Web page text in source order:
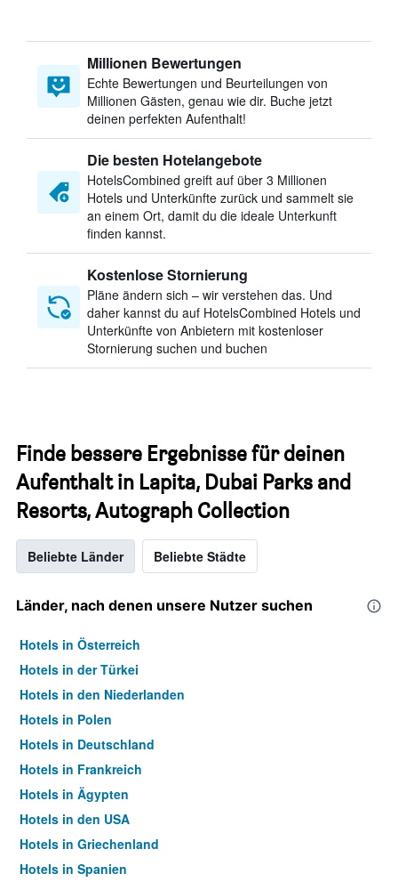
Millionen Bewertungen
Echte Bewertungen und Beurteilungen von
Millionen Gästen, genau wie dir. Buche jetzt
deinen perfekten Aufenthalt!
Die besten Hotelangebote
HotelsCombined greift auf über 3 Millionen
Hotels und Unterkünfte zurück und sammelt sie
an einem Ort, damit du die ideale Unterkunft
finden kannst.
Kostenlose Stornierung
Pläne ändern sich – wir verstehen das. Und
daher kannst du auf HotelsCombined Hotels und
Unterkünfte von Anbietern mit kostenloser
Stornierung suchen und buchen
Finde bessere Ergebnisse für deinen
Aufenthalt in Lapita, Dubai Parks and
Resorts, Autograph Collection
Beliebte Länder Beliebte Städte
Länder, nach denen unsere Nutzer suchen
Hotels in Österreich
Hotels in der Türkei
Hotels in den Niederlanden
Hotels in Polen
Hotels in Deutschland
Hotels in Frankreich
Hotels in Ägypten
Hotels in den USA
Hotels in Griechenland
Hotels in Spanien